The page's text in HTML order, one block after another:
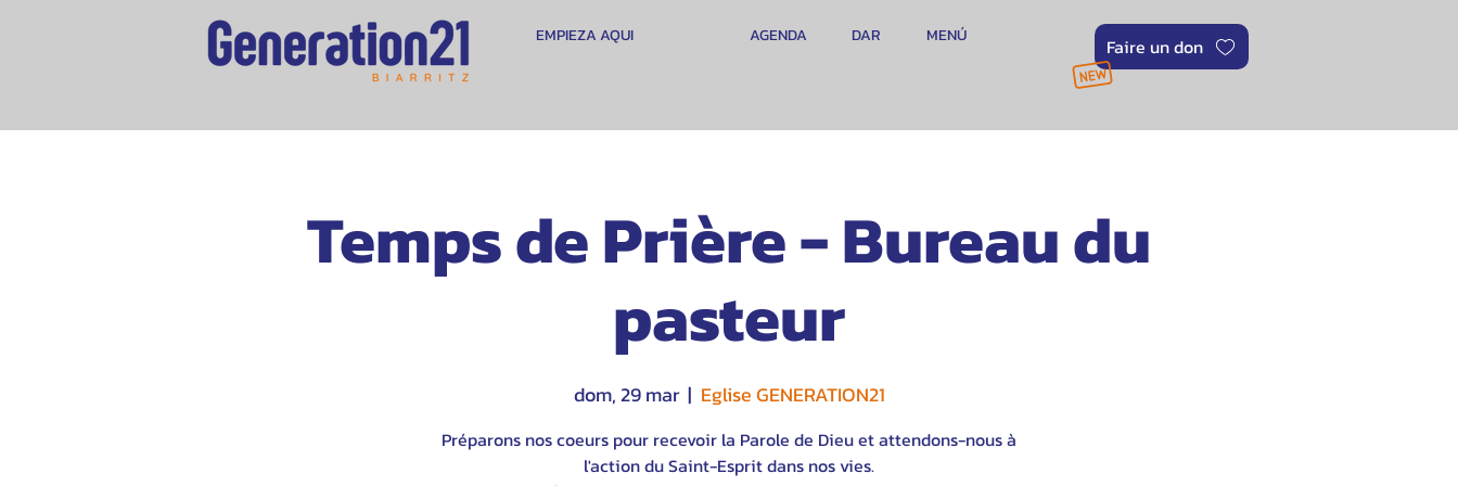
EMPIEZA AQUI DAR MENÚ
AGENDA Faire un don
Temps de Prière - Bureau du
pasteur
dom, 29 mar
  |
Eglise GENERATION21
Préparons nos coeurs pour recevoir la Parole de Dieu et attendons-nous à
l'action du Saint-Esprit dans nos vies.